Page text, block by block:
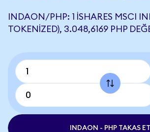
INDAON/PHP: 1 ISHARES MSCI
TOKENIZED), 3.048,6169 PHP
INDAON - PHP TAKAS ET